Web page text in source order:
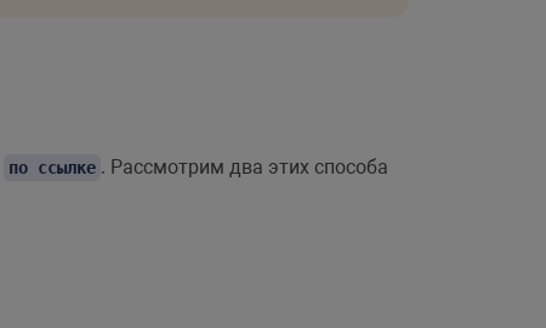
по ссылке . Рассмотрим два этих способа